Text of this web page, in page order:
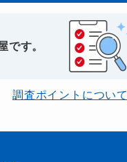
です。
調査ポイントについて